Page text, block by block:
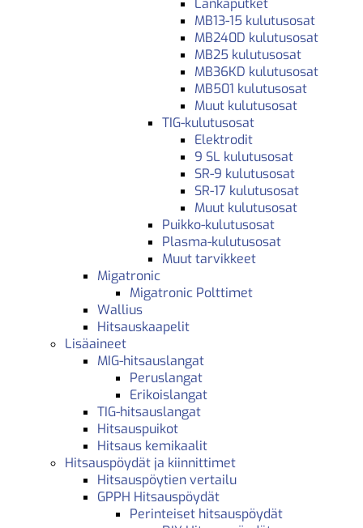
Lankaputket
MB13-15 kulutusosat
MB240D kulutusosat
MB25 kulutusosat
MB36KD kulutusosat
MB501 kulutusosat
Muut kulutusosat
TIG-kulutusosat
Elektrodit
9 SL kulutusosat
SR-9 kulutusosat
SR-17 kulutusosat
Muut kulutusosat
Puikko-kulutusosat
Plasma-kulutusosat
Muut tarvikkeet
Migatronic
Migatronic Polttimet
Wallius
Hitsauskaapelit
Lisäaineet
MIG-hitsauslangat
Peruslangat
Erikoislangat
TIG-hitsauslangat
Hitsauspuikot
Hitsaus kemikaalit
Hitsauspöydät ja kiinnittimet
Hitsauspöytien vertailu
GPPH Hitsauspöydät
Perinteiset hitsauspöydät